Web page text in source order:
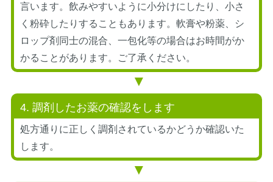
言います。飲みやすいように小分けにしたり、小さ
く粉砕したりすることもあります。軟膏や粉薬、シ
ロップ剤同士の混合、一包化等の場合はお時間がか
かることがあります。ご了承ください。
4. 調剤したお薬の確認をします
処方通りに正しく調剤されているかどうか確認いた
します。